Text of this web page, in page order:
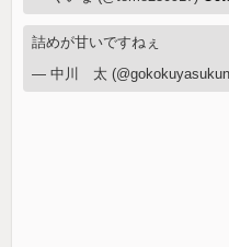
詰めが甘いですねぇ
— 中川 太